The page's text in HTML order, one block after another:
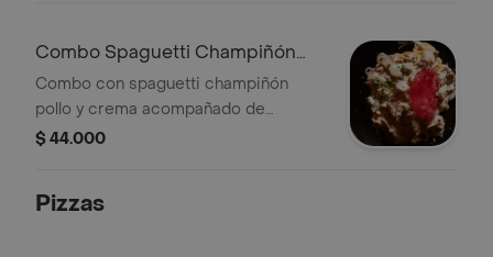
Combo Spaguetti Champiñón
Pollo y Crema
Combo con spaguetti champiñón
pollo y crema acompañado de
Limonada natural 16 oz .
$ 44.000
Pizzas